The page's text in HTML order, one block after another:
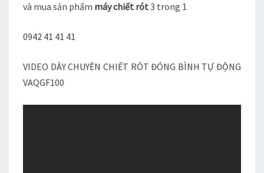
và mua sản phẩm máy chiết rót3 trong 1
0942 41 41 41
VIDEO DÂY CHUYỀN CHIẾT RÓT ĐÓNG BÌNH TỰ ĐỘNG
VAQGF100